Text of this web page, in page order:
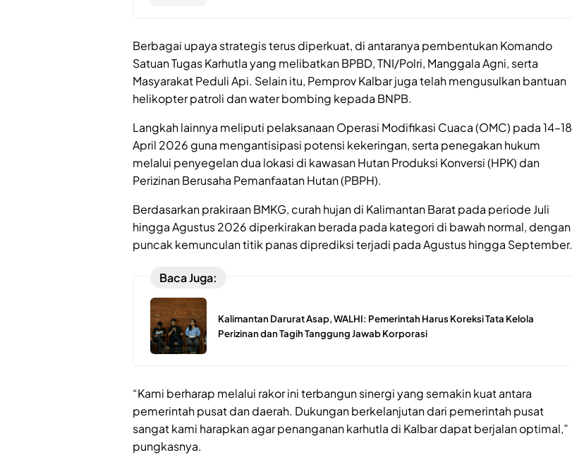
Berbagai upaya strategis terus diperkuat, di antaranya pembentukan Komando
Satuan Tugas Karhutla yang melibatkan BPBD, TNI/Polri, Manggala Agni, serta
Masyarakat Peduli Api. Selain itu, Pemprov Kalbar juga telah mengusulkan bantuan
helikopter patroli dan water bombing kepada BNPB.
Langkah lainnya meliputi pelaksanaan Operasi Modifikasi Cuaca (OMC) pada 14–18
April 2026 guna mengantisipasi potensi kekeringan, serta penegakan hukum
melalui penyegelan dua lokasi di kawasan Hutan Produksi Konversi (HPK) dan
Perizinan Berusaha Pemanfaatan Hutan (PBPH).
Berdasarkan prakiraan BMKG, curah hujan di Kalimantan Barat pada periode Juli
hingga Agustus 2026 diperkirakan berada pada kategori di bawah normal, dengan
puncak kemunculan titik panas diprediksi terjadi pada Agustus hingga September.
Baca Juga:
Kalimantan Darurat Asap, WALHI: Pemerintah Harus Koreksi Tata Kelola
Perizinan dan Tagih Tanggung Jawab Korporasi
“Kami berharap melalui rakor ini terbangun sinergi yang semakin kuat antara
pemerintah pusat dan daerah. Dukungan berkelanjutan dari pemerintah pusat
sangat kami harapkan agar penanganan karhutla di Kalbar dapat berjalan optimal,”
pungkasnya.